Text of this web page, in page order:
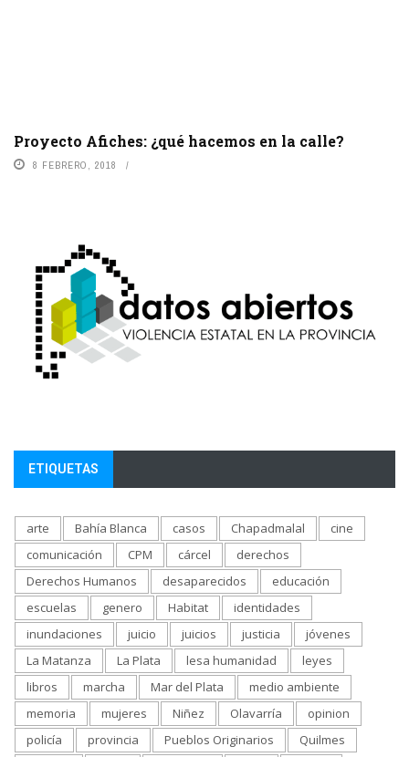
Proyecto Afiches: ¿qué hacemos en la calle?
8 FEBRERO, 2018
ETIQUETAS
arte Bahía Blanca casos Chapadmalal
cine
comunicación
CPM cárcel
derechos
Derechos Humanos
desaparecidos
educación
escuelas
genero Habitat
identidades
inundaciones
juicio juicios justicia
jóvenes
La Matanza
La Plata lesa humanidad
leyes
libros
marcha Mar del Plata
medio ambiente
memoria
mujeres Niñez Olavarría
opinion
policía
provincia Pueblos Originarios
Quilmes